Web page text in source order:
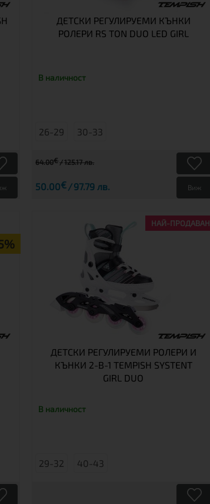
ДЕТСКИ РЕГУЛИРУЕМИ КЪНКИ
РОЛЕРИ RS TON DUO LED GIRL
В наличност
26-29 30-33
64.00€ 125.17 лв.
50.00€ 97.79 лв. Виж
НАЙ-ПРОДАВАН
ДЕТСКИ РЕГУЛИРУЕМИ РОЛЕРИ И
КЪНКИ 2-В-1 TEMPISH SYSTENT
GIRL DUO
В наличност
29-32 40-43